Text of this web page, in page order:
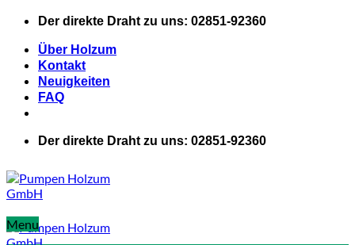
Zum
springen
Der direkte Draht zu uns: 02851-92360
Über Holzum
Kontakt
Neuigkeiten
FAQ
Der direkte Draht zu uns: 02851-92360
Menu